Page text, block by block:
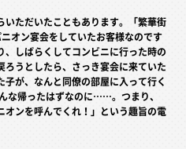
ただいたこともあります。「繁華街
オン宴会をしていたお客様なのです
しばらくしてコンビニに行った時の
うとしたら、さっき宴会に来ていた
が、なんと同僚の部屋に入って行く
な帰ったはずなのに……。つまり、
オンを呼んでくれ！」という趣旨の電